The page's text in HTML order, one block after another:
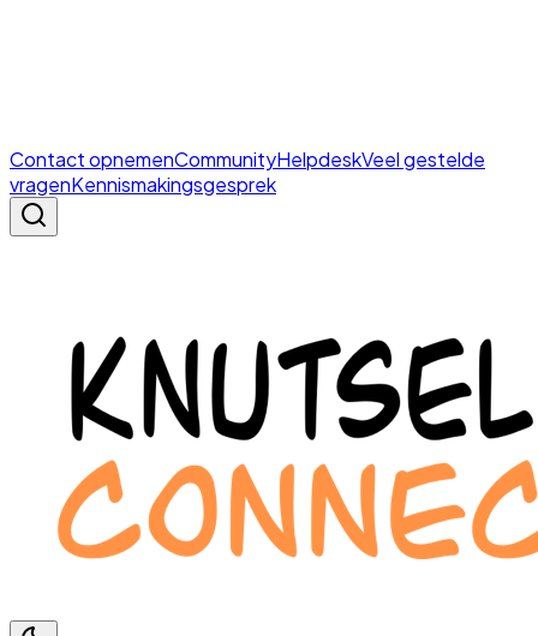
Contact opnemenCommunityHelpdeskVeel gestelde
vragenKennismakingsgesprek